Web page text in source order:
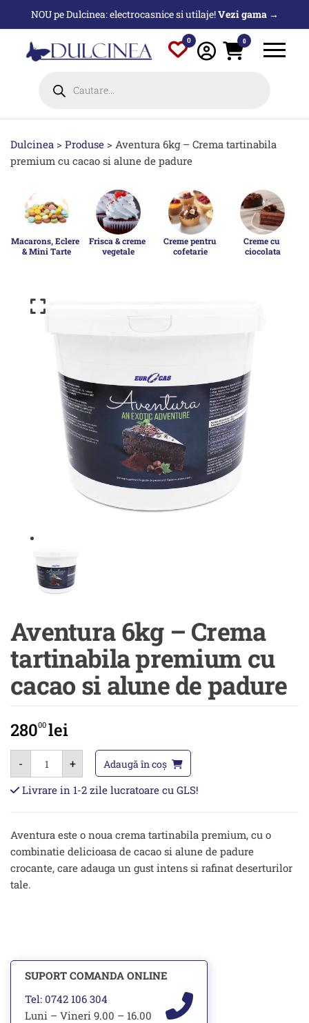
conținut
NOU pe Dulcinea: electrocasnice si utilaje!Vezi gama →
0 0
search
Dulcinea > Produse > Aventura 6kg – Crema tartinabila
premium cu cacao si alune de padure
Macarons, Eclere
& Mini Tarte
Frisca & creme
vegetale
Creme pentru
cofetarie
Creme cu
ciocolata
Aventura 6kg – Crema
tartinabila premium cu
cacao si alune de padure
28000 lei
-
Cantitate
Aventura
6kg
-
Crema
cacao
si
alune
de
+ Adaugă în coș
Livrare in 1-2 zile lucratoare cu GLS!
Aventura este o noua crema tartinabila premium, cu o
combinatie delicioasa de cacao si alune de padure
crocante, care adauga un gust intens si rafinat deserturilor
tale.
SUPORT COMANDA ONLINE
Tel: 0742 106 304
Luni – Vineri 9.00 – 16.00